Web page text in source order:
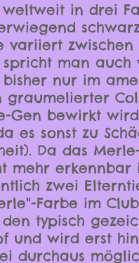
in drei
variiert
man auch
nur im
graumelierter
Gen bewirkt
es sonst zu
Da das
mehr erkennbar
zwei
Farbe im
typisch
und wird erst
durchaus